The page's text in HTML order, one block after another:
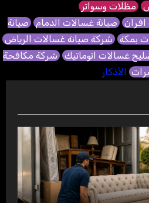
مظلات وسواتر
صيانة غسالات الدمام صيانة
بمكة شركة صيانة غسالات الرياض
غسالات اتوماتيك شركة مكافحة
الأذكار